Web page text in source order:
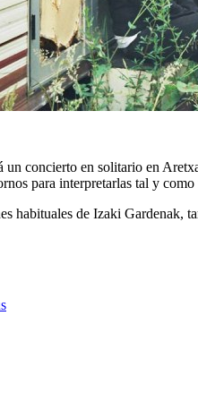
un concierto en solitario en
para interpretarlas tal y
habituales de Izaki Gardenak,